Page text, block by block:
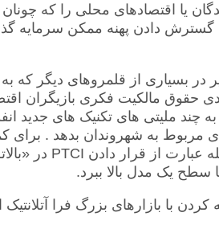
یا اقتصادهای محلی را که
گسترش دادن پهنه ممکن سرمایه
در بسیاری از قلمروهای دیگر
حقوق مالکیت فکری بازیگران
به چند ملیتی های تکنیک های جدید
مربوط به شهروندان بدهد . برای
عبارت از قرار دادن PTCI در
سطح یک مدل بالا ببرد.
کردن با بازارهای بزرگ فرا